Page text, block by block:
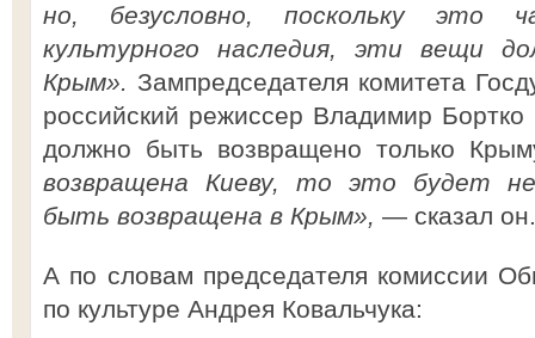
но, безусловно, поскольку это
культурного наследия, эти вещи
Крым». Зампредседателя комитета
российский режиссер Владимир Бортко
должно быть возвращено только
возвращена Киеву, то это будет
быть возвращена в Крым», — сказал он.
А по словам председателя комиссии
по культуре Андрея Ковальчука: